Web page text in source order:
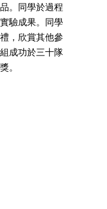
。同學於過程
驗成果。同學
，欣賞其他參
成功於三十隊
。